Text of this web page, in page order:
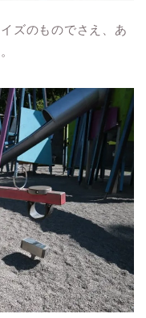
ズのものでさえ、あ